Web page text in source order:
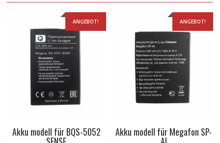
ANGEBOT!
Akku modell für BQS-5052
ANGEBOT!
Akku modell für Megafon SP-